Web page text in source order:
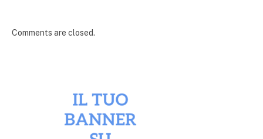
Comments are closed.